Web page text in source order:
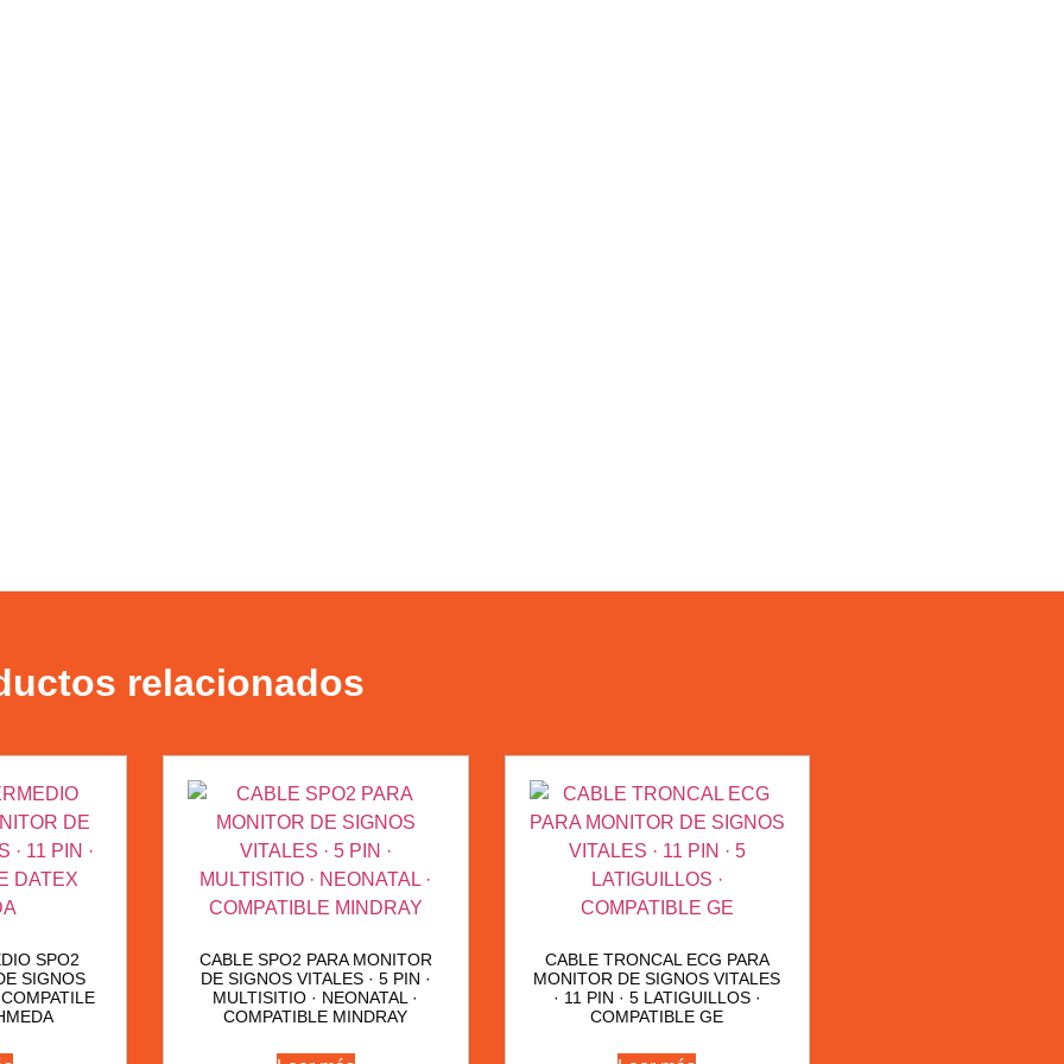
relacionados
SPO2
SIGNOS
CABLE SPO2 PARA MONITOR
DE SIGNOS VITALES · 5 PIN ·
MULTISITIO · NEONATAL ·
COMPATIBLE MINDRAY
CABLE TRONCAL ECG PARA
MONITOR DE SIGNOS VITALES
· 11 PIN · 5 LATIGUILLOS ·
COMPATIBLE GE